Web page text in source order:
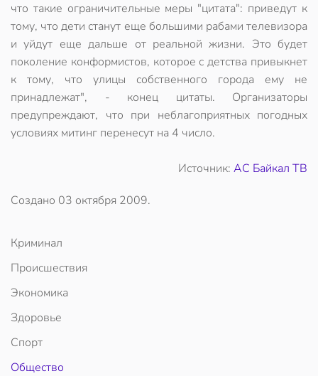
что такие ограничительные меры "цитата": приведут к
тому, что дети станут еще большими рабами телевизора
и уйдут еще дальше от реальной жизни. Это будет
поколение конформистов, которое с детства привыкнет
к тому, что улицы собственного города ему не
принадлежат", - конец цитаты. Организаторы
предупреждают, что при неблагоприятных погодных
условиях митинг перенесут на 4 число.
Источник: АС Байкал ТВ
Создано 03 октября 2009.
Криминал
Происшествия
Экономика
Здоровье
Спорт
Общество